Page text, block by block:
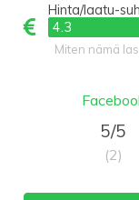
Hinta/laatu-
4.3
4.3
Miten nämä
5/5
(2)